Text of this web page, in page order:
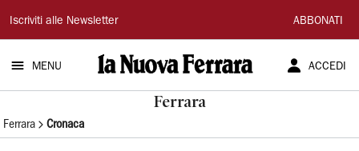
La
Nuova
Ferrara
Iscriviti alle Newsletter ABBONATI
MENU ACCEDI
Ferrara
Ferrara Cronaca